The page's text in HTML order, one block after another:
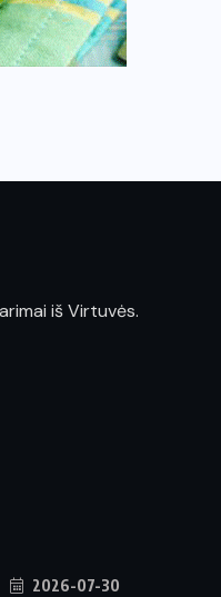
iš Virtuvės.
2026-07-30